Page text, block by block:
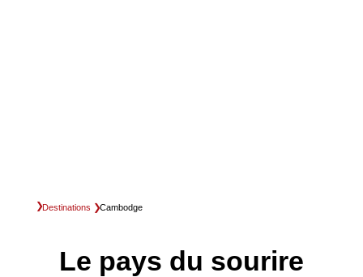
Destinations Cambodge
Le pays du sourire